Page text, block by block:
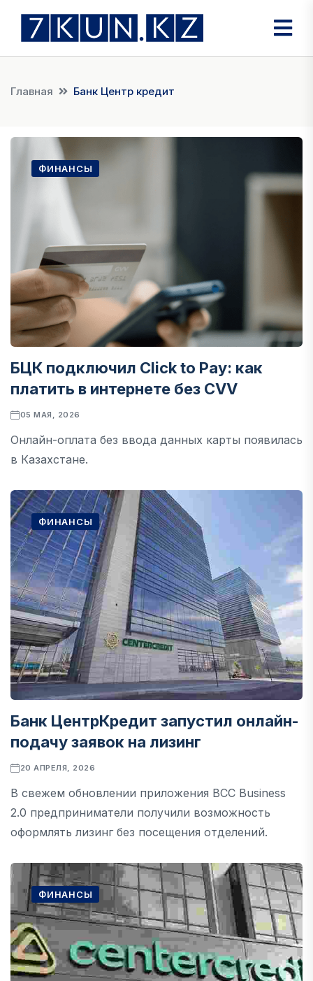
Главная Банк Центр кредит
ФИНАНСЫ
БЦК подключил Click to Pay: как
платить в интернете без CVV
05 МАЯ, 2026
Онлайн-оплата без ввода данных карты появилась
в Казахстане.
ФИНАНСЫ
Банк ЦентрКредит запустил онлайн-
подачу заявок на лизинг
20 АПРЕЛЯ, 2026
В свежем обновлении приложения BCC Business
2.0 предприниматели получили возможность
оформлять лизинг без посещения отделений.
ФИНАНСЫ